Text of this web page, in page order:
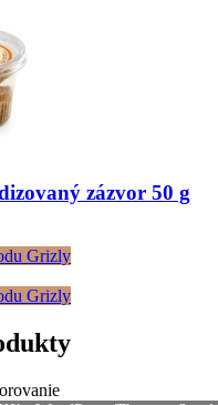
zázvor 50 g
Grizly
Grizly